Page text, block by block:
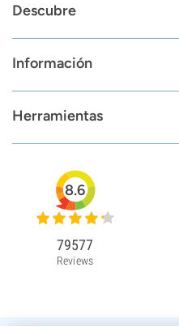
Descubre
Información
Herramientas
8.6
79577
Reviews